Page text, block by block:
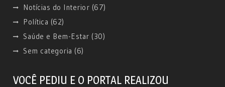
Notícias do Interior (67)
Política (62)
Saúde e Bem-Estar (30)
Sem categoria (6)
VOCÊ PEDIU E O PORTAL REALIZOU